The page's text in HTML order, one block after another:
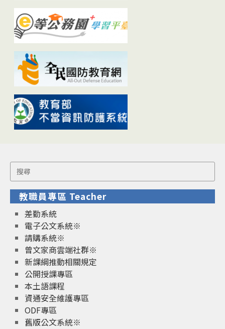
Search
for:
教職員專區 Teacher
差勤系統
電子公文系統※
請購系統※
曾文家商雲端社群※
新課綱推動相關規定
公開授課專區
本土語課程
資通安全維護專區
ODF專區
舊版公文系統※